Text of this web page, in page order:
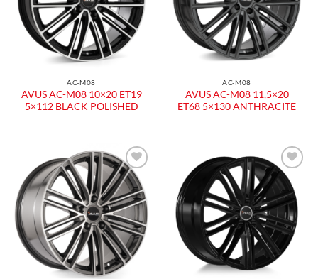
AC-M08
AVUS AC-M08 10×20 ET19
5×112 BLACK POLISHED
AC-M08
AVUS AC-M08 11,5×20
ET68 5×130 ANTHRACITE
Aggiungi
alla lista
dei
desideri
Aggiungi
alla lista
dei
desideri